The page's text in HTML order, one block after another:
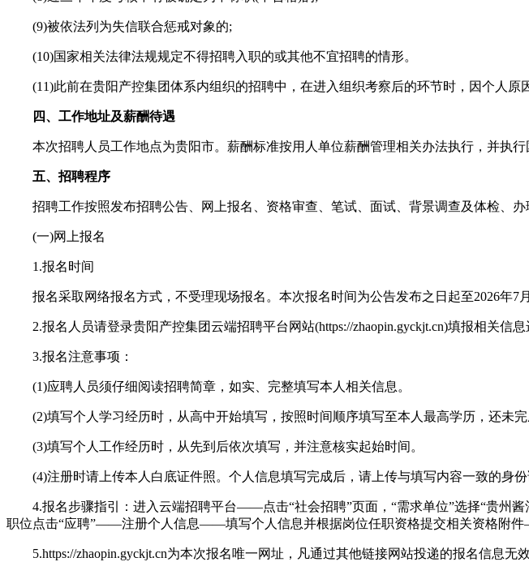
(9)被依法列为失信联合惩戒对象的;
(10)国家相关法律法规规定不得招聘入职的或其他不宜招聘的情形。
(11)此前在贵阳产控集团体系内组织的招聘中，在进入组织考察后的环节时，因个人原
四、工作地址及薪酬待遇
本次招聘人员工作地点为贵阳市。薪酬标准按用人单位薪酬管理相关办法执行，并执行
五、招聘程序
招聘工作按照发布招聘公告、网上报名、资格审查、笔试、面试、背景调查及体检、办
(一)网上报名
1.报名时间
报名采取网络报名方式，不受理现场报名。本次报名时间为公告发布之日起至2026年7月
2.报名人员请登录贵阳产控集团云端招聘平台网站(https://zhaopin.gyckjt.cn)填报相关信
3.报名注意事项：
(1)应聘人员须仔细阅读招聘简章，如实、完整填写本人相关信息。
(2)填写个人学习经历时，从高中开始填写，按照时间顺序填写至本人最高学历，还未完
(3)填写个人工作经历时，从先到后依次填写，并注意核实起始时间。
(4)注册时请上传本人白底证件照。个人信息填写完成后，请上传与填写内容一致的身份
4.报名步骤指引：进入云端招聘平台——点击“社会招聘”页面，“需求单位”选择“贵州
职位点击“应聘”——注册个人信息——填写个人信息并根据岗位任职资格提交相关资格附
5.https://zhaopin.gyckjt.cn为本次报名唯一网址，凡通过其他链接网站投递的报名信息无